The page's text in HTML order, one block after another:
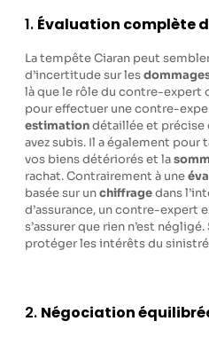
1. Évaluation complète
La tempête Ciaran peut
d’incertitude sur les
là que le rôle du contre-expert
pour effectuer une contre-
estimationdétaillée et précise
avez subis. Il a également pour
vos biens détériorés et la
rachat. Contrairement à une
basée sur unchiffragedans
d’assurance, un contre-expert
s’assurer que rien n’est
protéger les intérêts du
2. Négociation